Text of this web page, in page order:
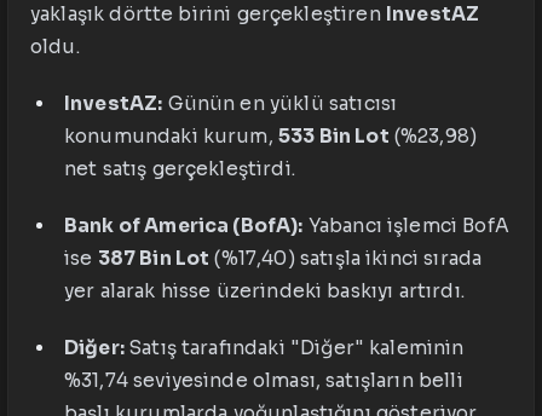
yaklaşık dörtte birini gerçekleştiren InvestAZ
oldu.
InvestAZ: Günün en yüklü satıcısı
konumundaki kurum, 533 Bin Lot (%23,98)
net satış gerçekleştirdi.
Bank of America (BofA): Yabancı işlemci BofA
ise 387 Bin Lot (%17,40) satışla ikinci sırada
yer alarak hisse üzerindeki baskıyı artırdı.
Diğer:Satış tarafındaki "Diğer" kaleminin
%31,74 seviyesinde olması, satışların belli